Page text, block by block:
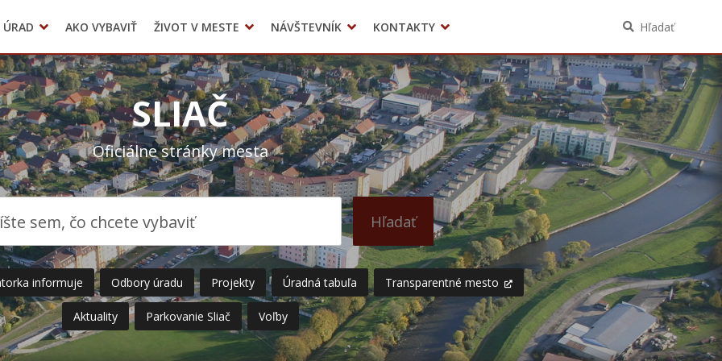
Územné plánovanie
Voľby
AKO VYBAVIŤ
ŽIVOT V MESTE
Mestské kultúrne stredisko Sliač
NÁVŠTEVNÍK
KONTAKTY Hľadať
SLIAČ
Oficiálne stránky mesta
Hľadať
informuje Odbory úradu Projekty Úradná tabuľa Transparentné mesto
Aktuality Parkovanie Sliač Voľby